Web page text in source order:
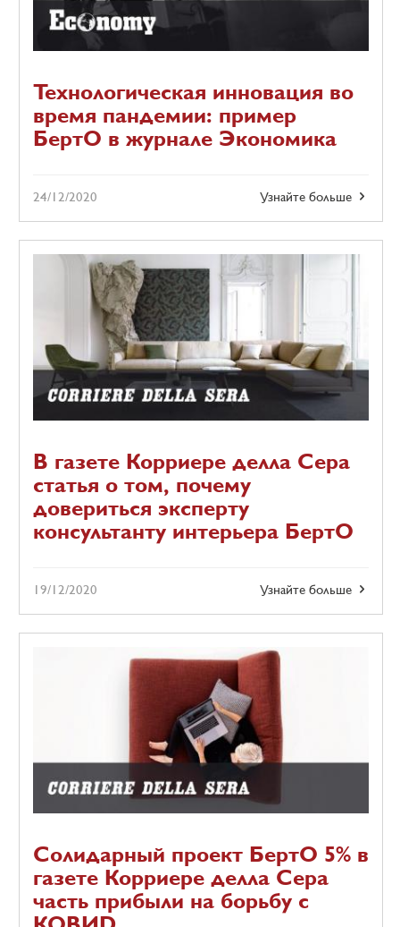
Технологическая инновация во
время пандемии: пример
БертО в журнале Экономика
Узнайте больше
24/12/2020
В газете Корриере делла Сера
статья о том, почему
довериться эксперту
консультанту интерьера БертО
Узнайте больше
19/12/2020
Солидарный проект БертО 5% в
газете Корриере делла Сера
часть прибыли на борьбу с